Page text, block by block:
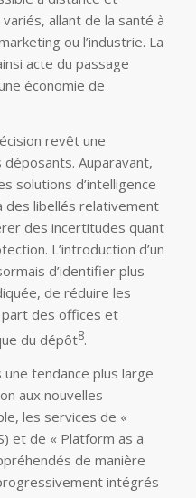
allant de la santé à
ou l’industrie. La
acte du passage
économie de
revêt une
Auparavant,
solutions d’intelligence
des libellés relativement
des incertitudes quant
L’introduction d’un
d’identifier plus
de réduire les
part des offices et
du dépôt8.
tendance plus large
aux nouvelles
les services de «
et de « Platform as a
de manière
intégrés